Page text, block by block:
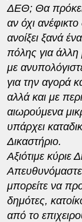
ΔΕΘ; Θα
αν όχι
ανοίξει ξανά
πόλης για άλλη
με
για την αγορά
αλλά και με
αιωρούμενα
υπάρχει
Δικαστήριο.
Αξιότιμε κύριε
Απευθυνόμαστε
μπορείτε να
δημότες,
από το